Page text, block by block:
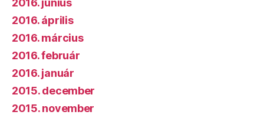
2016. április
2016. március
2016. február
2016. január
2015. december
2015. november